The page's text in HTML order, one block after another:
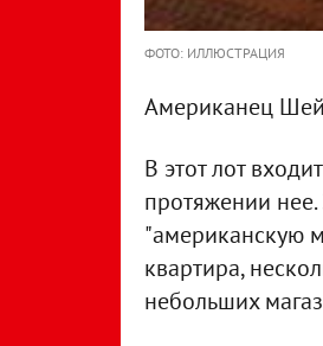
ФОТО: ИЛЛЮСТРАЦИЯ
Американец
В этот лот
протяжении
"американскую
квартира,
небольших